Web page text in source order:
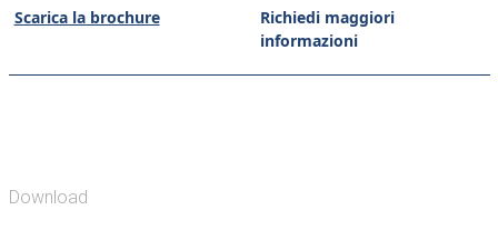
Scarica la brochure
Richiedi maggiori
informazioni
Download